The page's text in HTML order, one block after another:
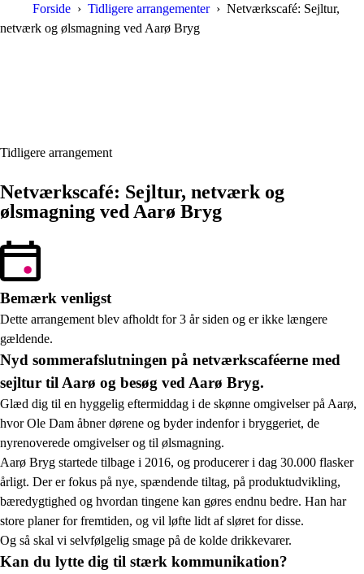
Forside Tidligere arrangementer
Netværkscafé: Sejltur,
netværk og ølsmagning ved Aarø Bryg
Tidligere arrangement
Netværkscafé: Sejltur, netværk og
ølsmagning ved Aarø Bryg
Bemærk venligst
Dette arrangement blev afholdt for 3 år siden og er ikke længere
gældende.
Nyd sommerafslutningen på netværkscaféerne med
sejltur til Aarø og besøg ved Aarø Bryg.
Glæd dig til en hyggelig eftermiddag i de skønne omgivelser på Aarø,
hvor Ole Dam åbner dørene og byder indenfor i bryggeriet, de
nyrenoverede omgivelser og til ølsmagning.
Aarø Bryg startede tilbage i 2016, og producerer i dag 30.000 flasker
årligt. Der er fokus på nye, spændende tiltag, på produktudvikling,
bæredygtighed og hvordan tingene kan gøres endnu bedre. Han har
store planer for fremtiden, og vil løfte lidt af sløret for disse.
Og så skal vi selvfølgelig smage på de kolde drikkevarer.
Kan du lytte dig til stærk kommunikation?